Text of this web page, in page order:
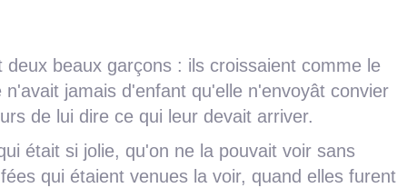
beaux garçons : ils croissaient comme le
jamais d'enfant qu'elle n'envoyât convier
de lui dire ce qui leur devait arriver.
était si jolie, qu'on ne la pouvait voir sans
qui étaient venues la voir, quand elles furent